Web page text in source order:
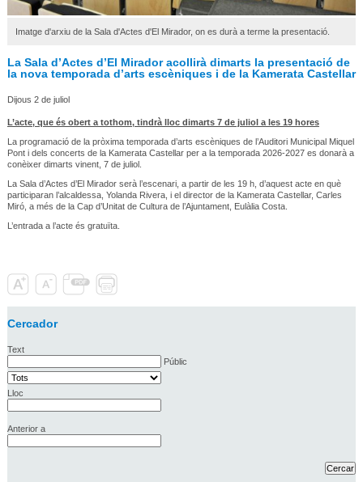
Imatge d'arxiu de la Sala d'Actes d'El Mirador, on es durà a terme la presentació.
La Sala d’Actes d’El Mirador acollirà dimarts la presentació de
la nova temporada d’arts escèniques i de la Kamerata Castellar
Dijous 2 de juliol
L’acte, que és obert a tothom, tindrà lloc dimarts 7 de juliol a les 19 hores
La programació de la pròxima temporada d’arts escèniques de l’Auditori Municipal Miquel
Pont i dels concerts de la Kamerata Castellar per a la temporada 2026-2027 es donarà a
conèixer dimarts vinent, 7 de juliol.
La Sala d’Actes d’El Mirador serà l’escenari, a partir de les 19 h, d’aquest acte en què
participaran l’alcaldessa, Yolanda Rivera, i el director de la Kamerata Castellar, Carles
Miró, a més de la Cap d’Unitat de Cultura de l’Ajuntament, Eulàlia Costa.
L’entrada a l’acte és gratuïta.
Cercador
Text
Públic
Lloc
Anterior a